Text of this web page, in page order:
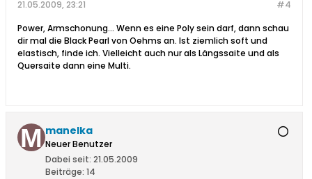
#4
21.05.2009, 23:21
Power, Armschonung... Wenn es eine Poly sein darf, dann schau
dir mal die Black Pearl von Oehms an. Ist ziemlich soft und
elastisch, finde ich. Vielleicht auch nur als Längssaite und als
Quersaite dann eine Multi.
manelka
Neuer Benutzer
Dabei seit: 21.05.2009
Beiträge: 14